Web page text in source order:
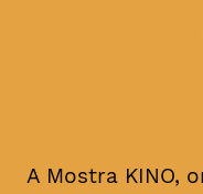
A Mostra KINO,